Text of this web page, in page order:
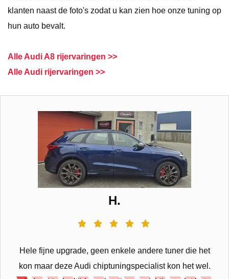
klanten naast de foto's zodat u kan zien hoe onze tuning op
hun auto bevalt.
Alle Audi A8 rijervaringen >>
Alle Audi rijervaringen >>
H.
Hele fijne upgrade, geen enkele andere tuner die het
kon maar deze Audi chiptuningspecialist kon het wel.